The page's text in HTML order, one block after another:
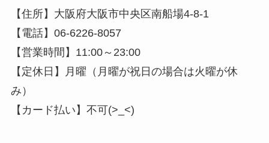
【住所】大阪府大阪市中央区南船場4-8-1
【電話】06-6226-8057
【営業時間】11:00～23:00
【定休日】月曜（月曜が祝日の場合は火曜が休
み）
【カード払い】不可(>_<)